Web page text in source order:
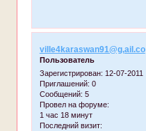
ville4karaswan91@g,ail.co
Пользователь
Зарегистрирован: 12-07-2011
Приглашений: 0
Сообщений: 5
Провел на форуме:
1 час 18 минут
Последний визит: